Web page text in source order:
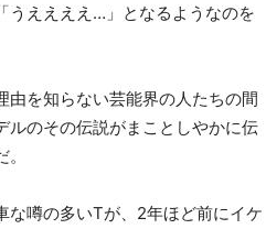
うええええ…」となるようなのを
由を知らない芸能界の人たちの間
ルのその伝説がまことしやかに伝
な噂の多いTが、2年ほど前にイケ